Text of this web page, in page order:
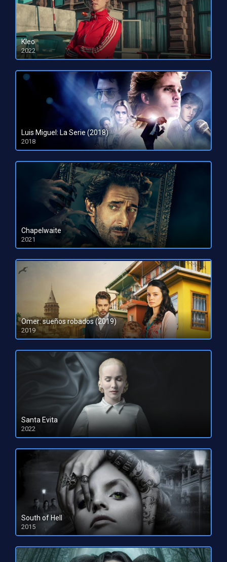
Kleo
2022
HD 1080pHD 720p
Luis Miguel: La Serie (2018)
2018
Chapelwaite
2021
HD 1080pHD 720p
Omer: sueños robados (2019)
2019
Santa Evita
2022
HD 1080pHD 720p
South of Hell
2015
HD 1080pHD 720p